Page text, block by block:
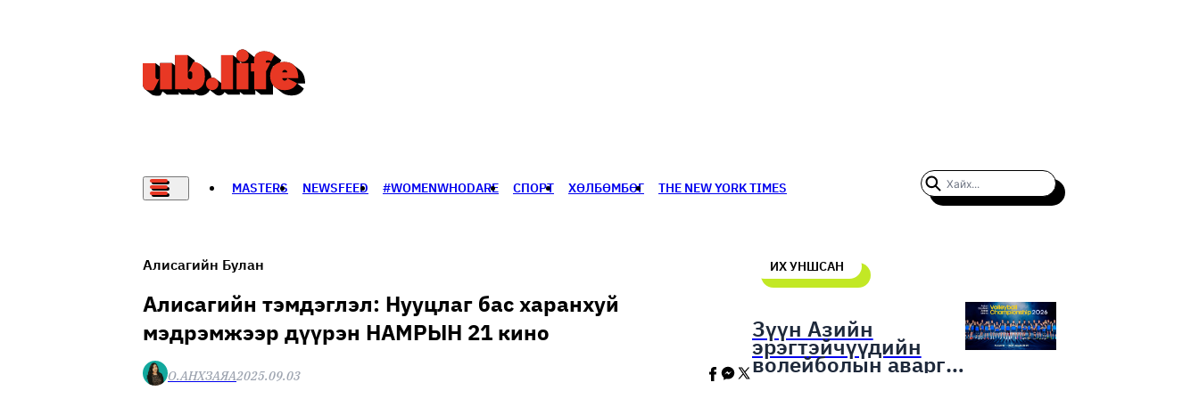
MASTERS NEWSFEED #WOMENWHODARE СПОРТ ХӨЛБӨМБӨГ THE NEW YORK TIMES
Алисагийн Булан
Алисагийн тэмдэглэл: Нууцлаг бас харанхуй
мэдрэмжээр дүүрэн НАМРЫН 21 кино
О.АНХЗАЯА2025.09.03
ИХ УНШСАН
Зүүн Азийн
эрэгтэйчүүдийн
волейболын аварга
шалгаруулах